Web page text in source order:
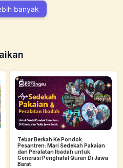
banyak
Tebar Berkah Ke Pondok
Pesantren: Mari Sedekah Pakaian
dan Peralatan Ibadah untuk
Generasi Penghafal Quran Di Jawa
Barat